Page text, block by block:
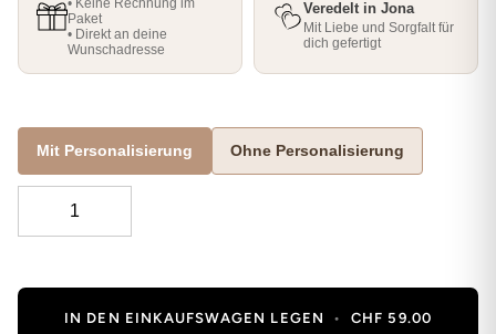
• Keine Rechnung im
Paket
• Direkt an deine
Wunschadresse
Veredelt in Jona
Mit Liebe und Sorgfalt für
dich gefertigt
Mit Personalisierung Ohne Personalisierung
IN DEN EINKAUFSWAGEN LEGEN • CHF 59.00